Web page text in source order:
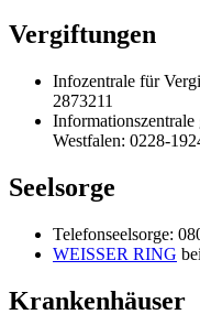
Vergiftungen
Infozentrale für
2873211
Westfalen: 0228-
Seelsorge
Telefonseelsorge:
WEISSER RING
Krankenhäuser